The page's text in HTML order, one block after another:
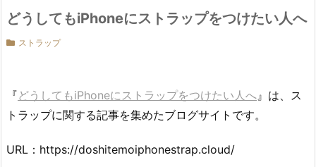
どうしてもiPhoneにストラップをつけたい人へ
ストラップ
『どうしてもiPhoneにストラップをつけたい人へ』は、ス
トラップに関する記事を集めたブログサイトです。
URL：https://doshitemoiphonestrap.cloud/